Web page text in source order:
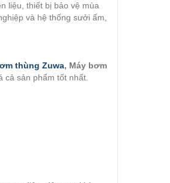
liệu, thiết bị bảo vệ mùa
và hệ thống sưởi ấm,
thùng Zuwa, Máy bơm
sản phẩm tốt nhất.